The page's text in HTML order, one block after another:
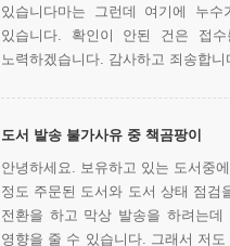
있습니다마는 그런데 여기에 누
있습니다. 확인이 안된 건은 접
노력하겠습니다. 감사하고 죄송합니
도서 발송 불가사유 중 책곰팡이
안녕하세요. 보유하고 있는 도서중
정도 주문된 도서와 도서 상태 점검
전환을 하고 막상 발송을 하려는
영향을 줄 수 있습니다. 그래서 저